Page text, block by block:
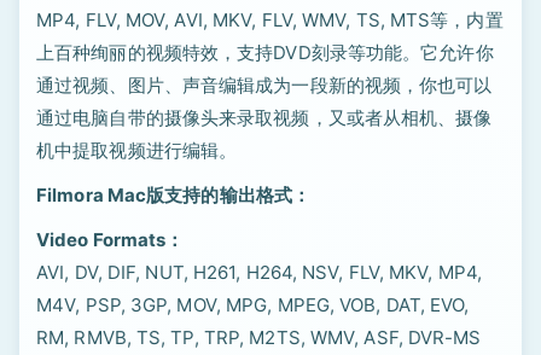
MP4, FLV, MOV, AVI, MKV, FLV, WMV, TS, MTS等，内置
上百种绚丽的视频特效，支持DVD刻录等功能。它允许你
通过视频、图片、声音编辑成为一段新的视频，你也可以
通过电脑自带的摄像头来录取视频，又或者从相机、摄像
机中提取视频进行编辑。
Filmora Mac版支持的输出格式：
Video Formats：
AVI, DV, DIF, NUT, H261, H264, NSV, FLV, MKV, MP4,
M4V, PSP, 3GP, MOV, MPG, MPEG, VOB, DAT, EVO,
RM, RMVB, TS, TP, TRP, M2TS, WMV, ASF, DVR-MS